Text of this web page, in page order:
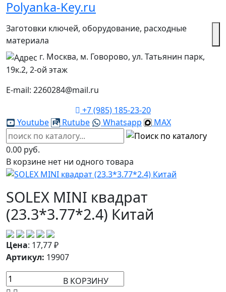
Polyanka-Key.ru
Заготовки ключей, оборудование, расходные
материала
г. Москва, м. Говорово, ул. Татьянин парк,
19к.2, 2-ой этаж
E-mail: 2260284@mail.ru
+7 (985) 185-23-20
Youtube
Rutube Whatsapp MAX
0.00 руб.
В корзине нет ни одного товара
SOLEX MINI квадрат
(23.3*3.77*2.4) Китай
Цена: 17,77₽
Артикул: 19907
В КОРЗИНУ